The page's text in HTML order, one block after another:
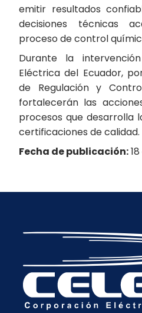
emitir resultados
decisiones técnicas
proceso de control
Durante la
Eléctrica del Ecuador,
de Regulación y
fortalecerán las
procesos que desarrolla
certificaciones de calidad.
Fecha de publicación: